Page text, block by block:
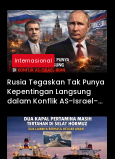
Jelang Kunjungan Beijing
Internasional
Rusia Tegaskan Tak Punya
Kepentingan Langsung
dalam Konflik AS–Israel–